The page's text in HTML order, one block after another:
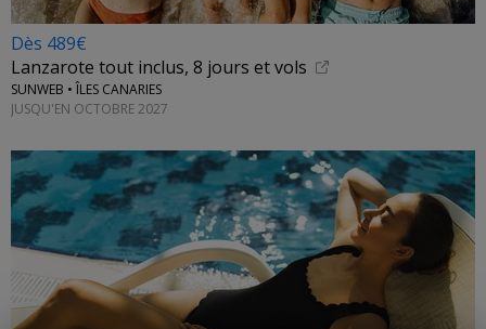
Dès 489€
Lanzarote tout inclus, 8 jours et vols
SUNWEB • ÎLES CANARIES
JUSQU'EN OCTOBRE 2027